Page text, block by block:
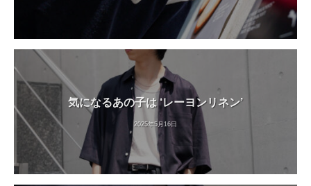
気になるあの子は ‘レーヨンリネン’
2025年5月16日